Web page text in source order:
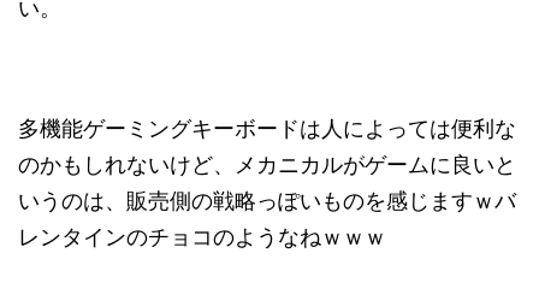
い。
多機能ゲーミングキーボードは人によっては便利な
のかもしれないけど、メカニカルがゲームに良いと
いうのは、販売側の戦略っぽいものを感じますｗバ
レンタインのチョコのようなねｗｗｗ